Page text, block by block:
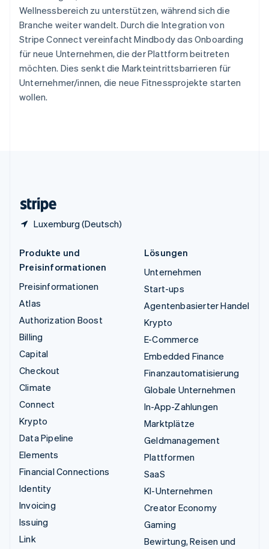
Wellnessbereich zu unterstützen, während sich die
Branche weiter wandelt. Durch die Integration von
Stripe Connect vereinfacht Mindbody das Onboarding
für neue Unternehmen, die der Plattform beitreten
möchten. Dies senkt die Markteintrittsbarrieren für
Unternehmer/innen, die neue Fitnessprojekte starten
wollen.
Luxemburg (Deutsch)
English简体中文
Spanien
EspañolEnglish
Thailand
ไทย English
Tschechische Republik
English
Ungarn
English
Produkte und
Preisinformationen
Preisinformationen
Atlas
Authorization Boost
Billing
Capital
Checkout
Climate
Connect
Krypto
Data Pipeline
Elements
Financial Connections
Identity
Invoicing
Issuing
Link
Lösungen
Unternehmen
Start-ups
Agentenbasierter Handel
Krypto
E-Commerce
Embedded Finance
Finanzautomatisierung
Globale Unternehmen
In-App-Zahlungen
Marktplätze
Geldmanagement
Plattformen
SaaS
KI-Unternehmen
Creator Economy
Gaming
Bewirtung, Reisen und